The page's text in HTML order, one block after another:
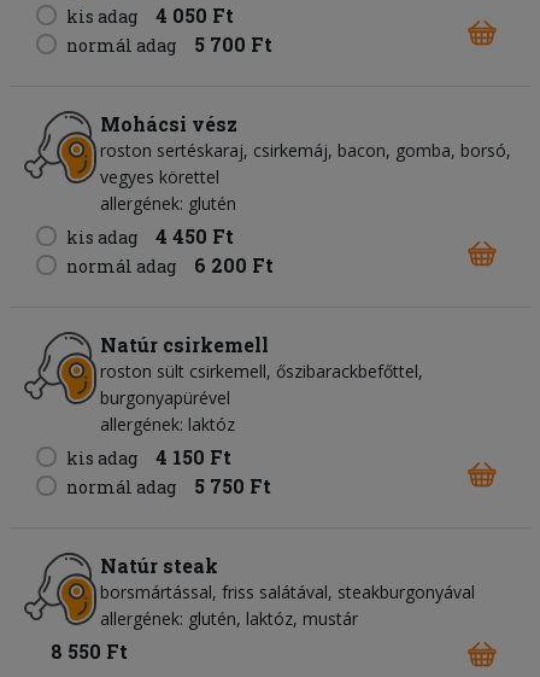
kis adag 4 050 Ft
normál adag 5 700 Ft
Mohácsi vész
roston sertéskaraj, csirkemáj, bacon, gomba, borsó,
vegyes körettel
allergének: glutén
kis adag
4 450 Ft
normál adag 6 200 Ft
Natúr csirkemell
roston sült csirkemell, őszibarackbefőttel,
burgonyapürével
allergének: laktóz
kis adag
4 150 Ft
normál adag 5 750 Ft
Natúr steak
borsmártással, friss salátával, steakburgonyával
allergének: glutén, laktóz, mustár
8 550 Ft